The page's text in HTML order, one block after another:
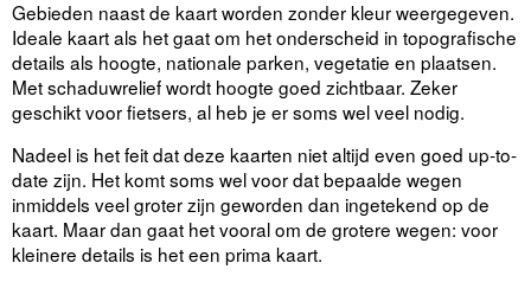
Gebieden naast de kaart worden zonder kleur weergegeven.
Ideale kaart als het gaat om het onderscheid in topografische
details als hoogte, nationale parken, vegetatie en plaatsen.
Met schaduwrelief wordt hoogte goed zichtbaar. Zeker
geschikt voor fietsers, al heb je er soms wel veel nodig.
Nadeel is het feit dat deze kaarten niet altijd even goed up-to-
date zijn. Het komt soms wel voor dat bepaalde wegen
inmiddels veel groter zijn geworden dan ingetekend op de
kaart. Maar dan gaat het vooral om de grotere wegen: voor
kleinere details is het een prima kaart.